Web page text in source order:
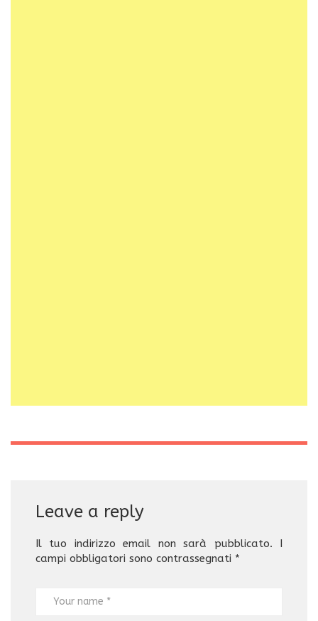
Leave a reply
Il tuo indirizzo email non sarà pubblicato. I
campi obbligatori sono contrassegnati *